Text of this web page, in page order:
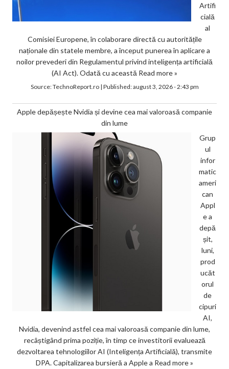
Artifi
cială
al
Comisiei Europene, în colaborare directă cu autoritățile
naționale din statele membre, a început punerea în aplicare a
noilor prevederi din Regulamentul privind inteligența artificială
(AI Act). Odată cu această Read more »
Source:TechnoReport.ro| Published:august 3, 2026 - 2:43 pm
Apple depășește Nvidia și devine cea mai valoroasă companie
din lume
Grup
ul
infor
matic
ameri
can
Appl
e a
depă
șit,
luni,
prod
ucăt
orul
de
cipuri
AI,
Nvidia, devenind astfel cea mai valoroasă companie din lume,
recâștigând prima poziție, în timp ce investitorii evaluează
dezvoltarea tehnologiilor AI (Inteligența Artificială), transmite
DPA. Capitalizarea bursieră a Apple a Read more »